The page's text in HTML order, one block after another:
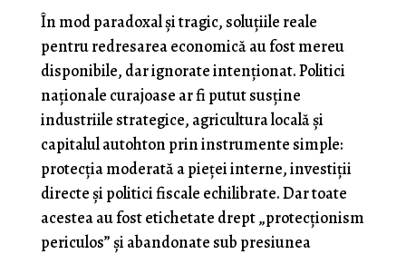
În mod paradoxal și tragic, soluțiile reale
pentru redresarea economică au fost mereu
disponibile, dar ignorate intenționat. Politici
naționale curajoase ar fi putut susține
industriile strategice, agricultura locală și
capitalul autohton prin instrumente simple:
protecția moderată a pieței interne, investiții
directe și politici fiscale echilibrate. Dar toate
acestea au fost etichetate drept „protecționism
periculos” și abandonate sub presiunea